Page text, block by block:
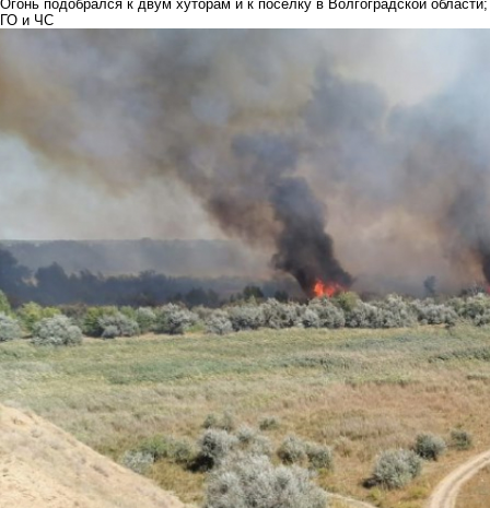
Огонь подобрался к двум хуторам и к поселку в Волгоградской
ГО и ЧС